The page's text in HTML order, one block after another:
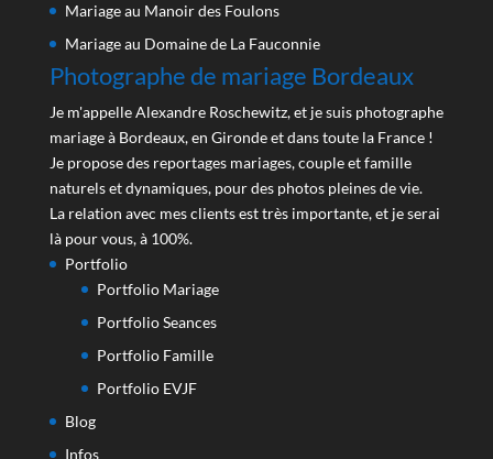
Mariage au Manoir des Foulons
Mariage au Domaine de La Fauconnie
Photographe de mariage Bordeaux
Je m'appelle Alexandre Roschewitz, et je suis photographe
mariage à Bordeaux, en Gironde et dans toute la France !
Je propose des reportages mariages, couple et famille
naturels et dynamiques, pour des photos pleines de vie.
La relation avec mes clients est très importante, et je serai
là pour vous, à 100%.
Portfolio
Portfolio Mariage
Portfolio Seances
Portfolio Famille
Portfolio EVJF
Blog
Infos